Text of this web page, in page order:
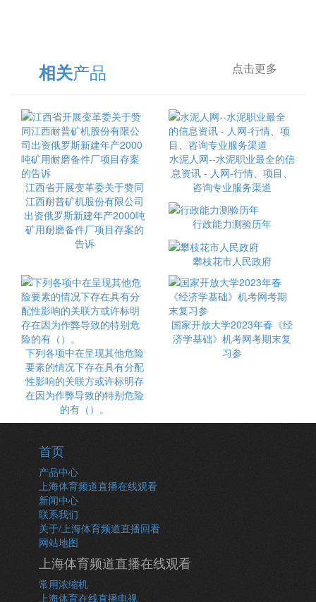
相关产品 点击更多
江西省开展变革委关于赞同
江西耐普矿机股份有限公司
出资俄罗斯新建年产2000吨
矿用耐磨备件厂项目存案的
告诉
水泥人网--水泥职业最全的信
息资讯 - 人网-行情、项目、
咨询专业服务渠道
行政能力测验历年
攀枝花市人民政府
下列各项中在呈现其他危险
要素的情况下存在具有分配
性影响的关联方或许标明存
在因为作弊导致的特别危险
的有（）。
国家开放大学2023年春《经
济学基础》机考网考期末复
习参
首页
产品中心
上海体育频道直播在线观看
新闻中心
联系我们
关于/上海体育频道直播回看
网站地图
上海体育频道直播在线观看
常用浓缩机
上海体育在线直播电视